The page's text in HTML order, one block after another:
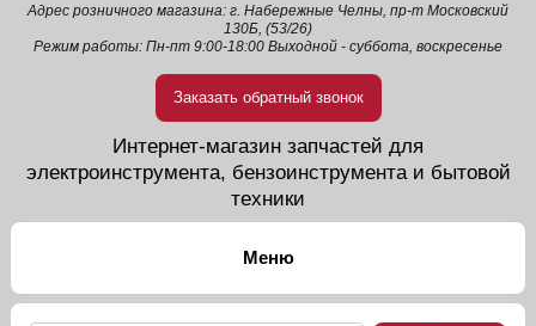
Адрес розничного магазина: г. Набережные Челны, пр-т Московский
130Б, (53/26)
Режим работы: Пн-пт 9:00-18:00 Выходной - суббота, воскресенье
Заказать обратный звонок
Интернет-магазин запчастей для
электроинструмента, бензоинструмента и бытовой
техники